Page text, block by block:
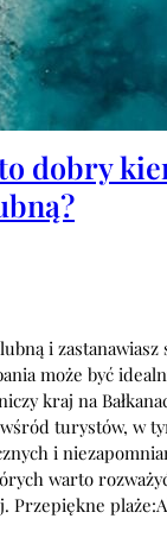
dobry
i zastanawiasz
może być
kraj na
turystów, w
i
warto
Przepiękne